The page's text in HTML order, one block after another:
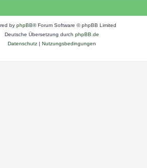
by phpBB® Forum Software © phpBB Limited
Deutsche Übersetzung durch phpBB.de
Datenschutz| Nutzungsbedingungen